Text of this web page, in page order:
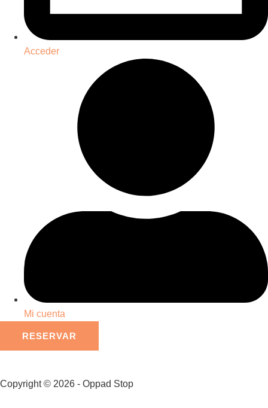
Acceder
Mi cuenta
RESERVAR
Copyright © 2026 - Oppad Stop